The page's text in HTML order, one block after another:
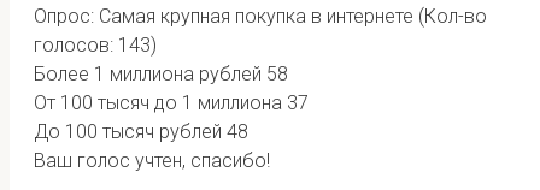
Опрос: Самая крупная покупка в интернете (Кол-во
голосов: 143)
Более 1 миллиона рублей 58
От 100 тысяч до 1 миллиона 37
До 100 тысяч рублей 48
Ваш голос учтен, спасибо!